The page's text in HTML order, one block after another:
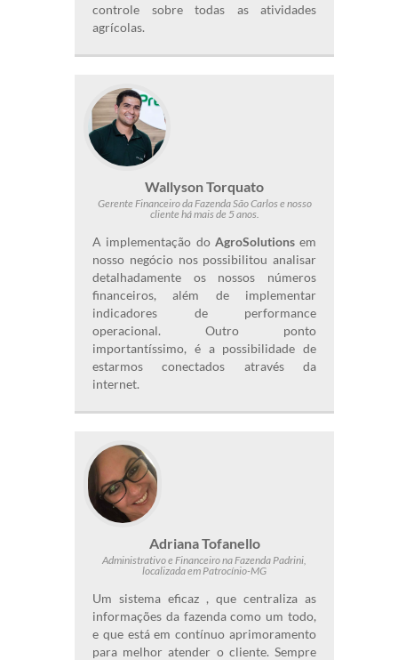
controle sobre todas as atividades
agrícolas.
Wallyson Torquato
Gerente Financeiro da Fazenda São Carlos e nosso
cliente há mais de 5 anos.
A implementação do AgroSolutionsem
nosso negócio nos possibilitou analisar
detalhadamente os nossos números
financeiros, além de implementar
indicadores de performance
operacional. Outro ponto
importantíssimo, é a possibilidade de
estarmos conectados através da
internet.
Adriana Tofanello
Administrativo e Financeiro na Fazenda Padrini,
localizada em Patrocínio-MG
Um sistema eficaz , que centraliza as
informações da fazenda como um todo,
e que está em contínuo aprimoramento
para melhor atender o cliente. Sempre